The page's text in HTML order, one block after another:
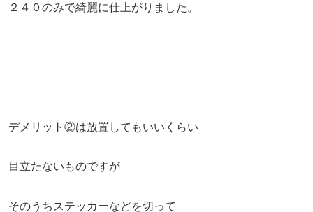
２４０のみで綺麗に仕上がりました。
デメリット②は放置してもいいくらい
目立たないものですが
そのうちステッカーなどを切って